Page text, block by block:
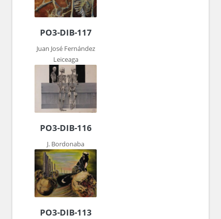
PO3-DIB-117
Juan José Fernández
Leiceaga
PO3-DIB-116
J. Bordonaba
PO3-DIB-113